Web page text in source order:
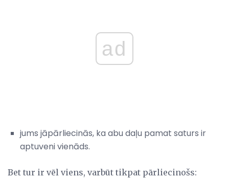
ad
jums jāpārliecinās, ka abu daļu pamat saturs ir
aptuveni vienāds.
Bet tur ir vēl viens, varbūt tikpat pārliecinošs: